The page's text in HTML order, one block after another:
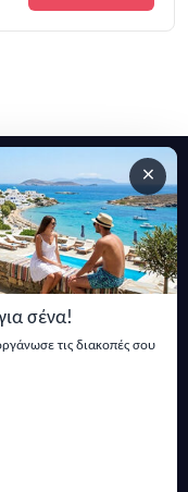
×
σένα!
τις διακοπές σου
μας
ανακοινώσεις